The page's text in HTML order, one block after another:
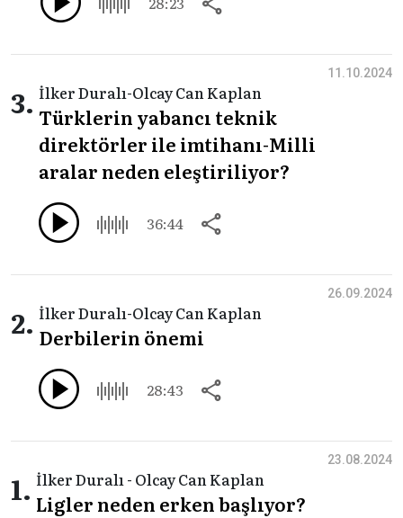
3. İlker Duralı-Olcay Can Kaplan
Türklerin yabancı teknik
direktörler ile imtihanı-Milli
aralar neden eleştiriliyor?
36:44
11.10.2024
2. İlker Duralı-Olcay Can Kaplan
Derbilerin önemi
28:43
26.09.2024
1. İlker Duralı - Olcay Can Kaplan
Ligler neden erken başlıyor?
23.08.2024